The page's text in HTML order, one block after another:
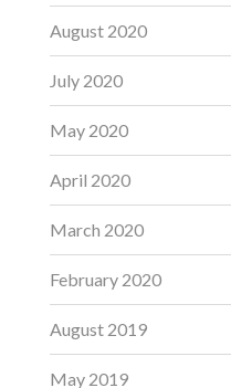
August 2020
July 2020
May 2020
April 2020
March 2020
February 2020
August 2019
May 2019